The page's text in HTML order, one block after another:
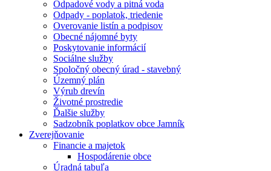
Odpadové vody a pitná voda
Odpady - poplatok, triedenie
Overovanie listín a podpisov
Obecné nájomné byty
Poskytovanie informácií
Sociálne služby
Spoločný obecný úrad - stavebný
Územný plán
Výrub drevín
Životné prostredie
Ďalšie služby
Sadzobník poplatkov obce Jamník
Zverejňovanie
Financie a majetok
Hospodárenie obce
Úradná tabuľa